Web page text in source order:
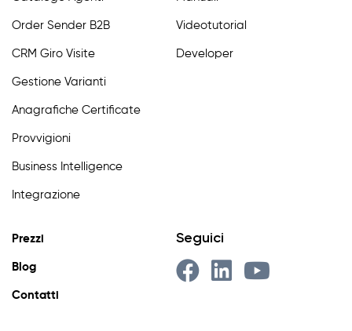
Order Sender B2B
CRM Giro Visite
Gestione Varianti
Anagrafiche Certificate
Provvigioni
Business Intelligence
Integrazione
Videotutorial
Developer
Prezzi
Blog
Contatti
Seguici